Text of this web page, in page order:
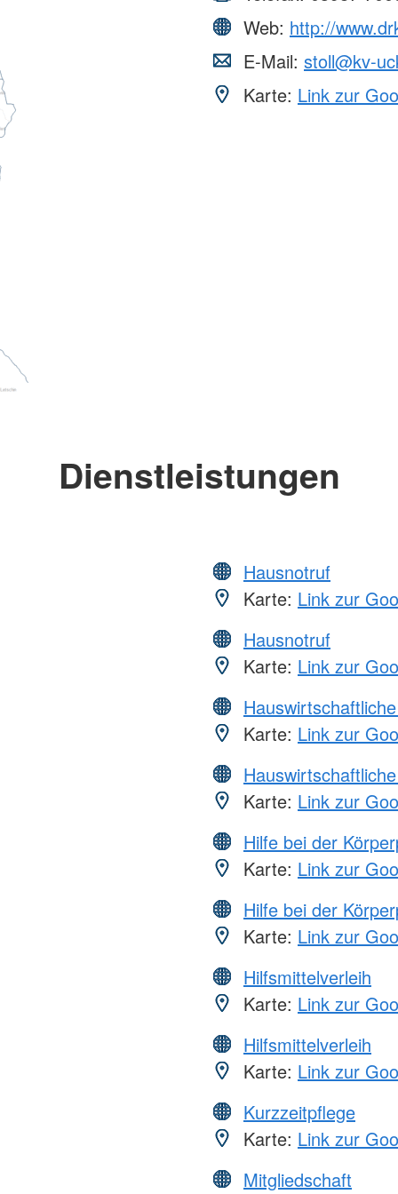
Web: http://
E-Mail: stoll@kv-
Karte: Link zur
Dienstleistungen
Hausnotruf
Karte: Link zur
Hausnotruf
Karte: Link zur
Karte: Link zur
Karte: Link zur
Hilfe bei der
Karte: Link zur
Hilfe bei der
Karte: Link zur
Hilfsmittelverleih
Karte: Link zur
Hilfsmittelverleih
Karte: Link zur
Kurzzeitpflege
Karte: Link zur
Mitgliedschaft